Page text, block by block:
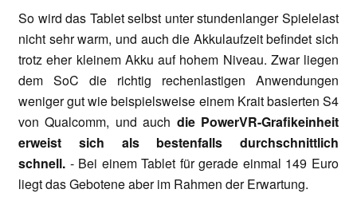
So wird das Tablet selbst unter stundenlanger Spielelast
nicht sehr warm, und auch die Akkulaufzeit befindet sich
trotz eher kleinem Akku auf hohem Niveau. Zwar liegen
dem SoC die richtig rechenlastigen Anwendungen
weniger gut wie beispielsweise einem Krait basierten S4
von Qualcomm, und auch die PowerVR-Grafikeinheit
erweist sich als bestenfalls durchschnittlich
schnell. - Bei einem Tablet für gerade einmal 149 Euro
liegt das Gebotene aber im Rahmen der Erwartung.